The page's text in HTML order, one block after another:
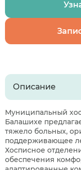
Описание
Муниципальный
Балашихе
тяжело больных,
поддерживающее
Хосписное
обеспечения